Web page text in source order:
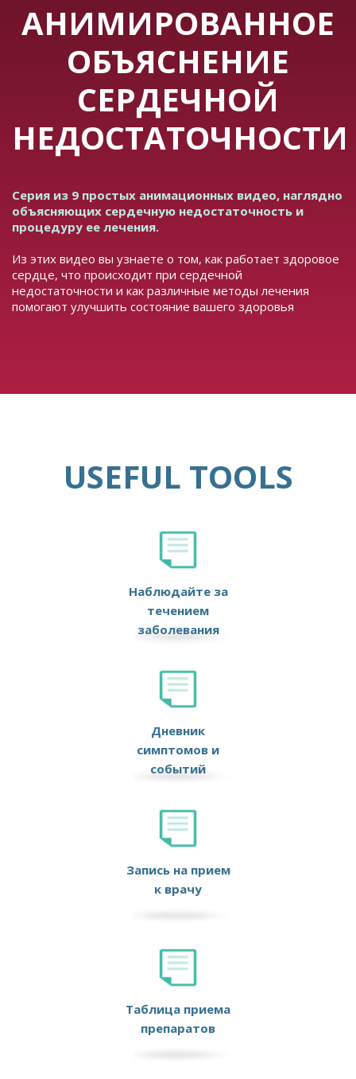
АНИМИРОВАННОЕ
ОБЪЯСНЕНИЕ
СЕРДЕЧНОЙ
НЕДОСТАТОЧНОСТИ
Серия из 9 простых анимационных видео, наглядно
объясняющих сердечную недостаточность и
процедуру ее лечения.
Из этих видео вы узнаете о том, как работает здоровое
сердце, что происходит при сердечной
недостаточности и как различные методы лечения
помогают улучшить состояние вашего здоровья
USEFUL TOOLS
Наблюдайте за
течением
заболевания
Дневник
симптомов и
событий
Запись на прием
к врачу
Таблица приема
препаратов